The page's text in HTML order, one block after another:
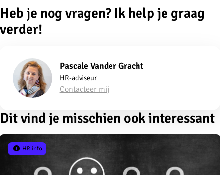
Heb je nog vragen? Ik help je graag
verder!
Pascale Vander Gracht
HR-adviseur
Contacteer mij
Dit vind je misschien ook interessant
HR info